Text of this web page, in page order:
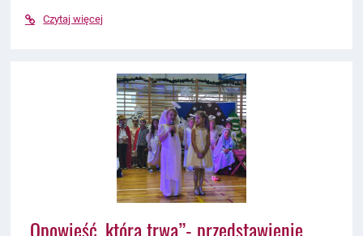
Czytaj więcej
„Opowieść, która trwa”- przedstawienie